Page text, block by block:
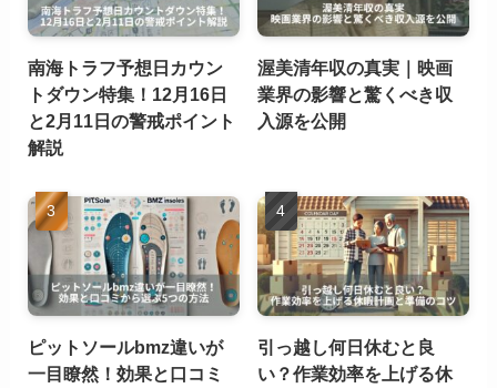
南海トラフ予想日カウン
トダウン特集！12月16日
と2月11日の警戒ポイント
解説
渥美清年収の真実｜映画
業界の影響と驚くべき収
入源を公開
ピットソールbmz違いが
一目瞭然！効果と口コミ
引っ越し何日休むと良
い？作業効率を上げる休